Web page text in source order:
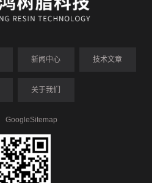
新闻中心 技术文章
关于我们
GoogleSitemap